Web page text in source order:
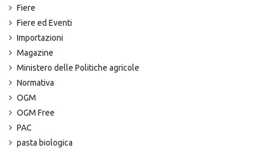
Fiere
Fiere ed Eventi
Importazioni
Magazine
Ministero delle Politiche agricole
Normativa
OGM
OGM Free
PAC
pasta biologica